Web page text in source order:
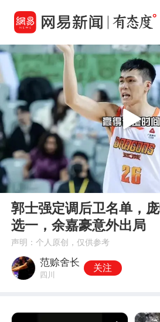
00:00
Play
郭士强定调后卫名单，
选一，余嘉豪意外出局
声明：个人原创，仅供参考
范赊舍长
四川
关注